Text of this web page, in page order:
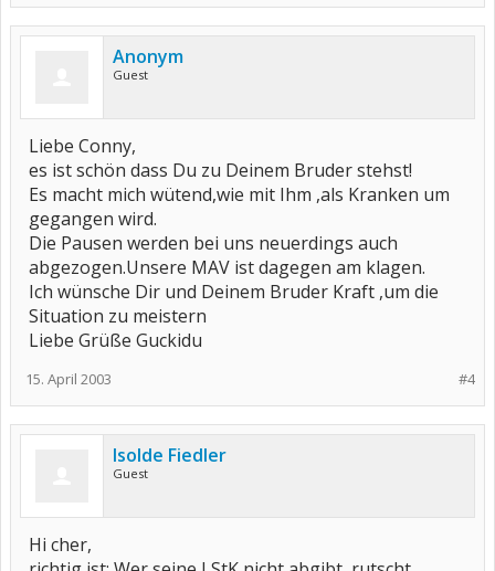
Anonym
Guest
Liebe Conny,
es ist schön dass Du zu Deinem Bruder stehst!
Es macht mich wütend,wie mit Ihm ,als Kranken um
gegangen wird.
Die Pausen werden bei uns neuerdings auch
abgezogen.Unsere MAV ist dagegen am klagen.
Ich wünsche Dir und Deinem Bruder Kraft ,um die
Situation zu meistern
Liebe Grüße Guckidu
#4
15. April 2003
Isolde Fiedler
Guest
Hi cher,